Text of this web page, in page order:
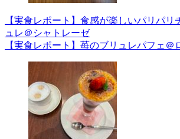
【実食レポート】食感が楽しいパリパリ
ュレ＠シャトレーゼ
【実食レポート】苺のブリュレパフェ＠